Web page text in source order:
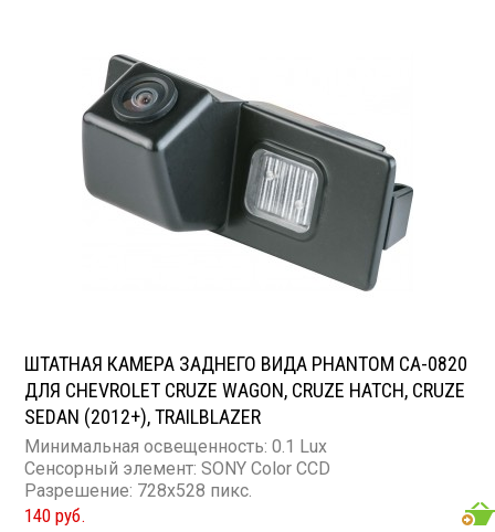
ШТАТНАЯ КАМЕРА ЗАДНЕГО ВИДА PHANTOM CA-0820
ДЛЯ CHEVROLET CRUZE WAGON, CRUZE HATCH, CRUZE
SEDAN (2012+), TRAILBLAZER
Минимальная освещенность: 0.1 Lux
Сенсорный элемент: SONY Color CCD
Разрешение: 728x528 пикс.
140 руб.